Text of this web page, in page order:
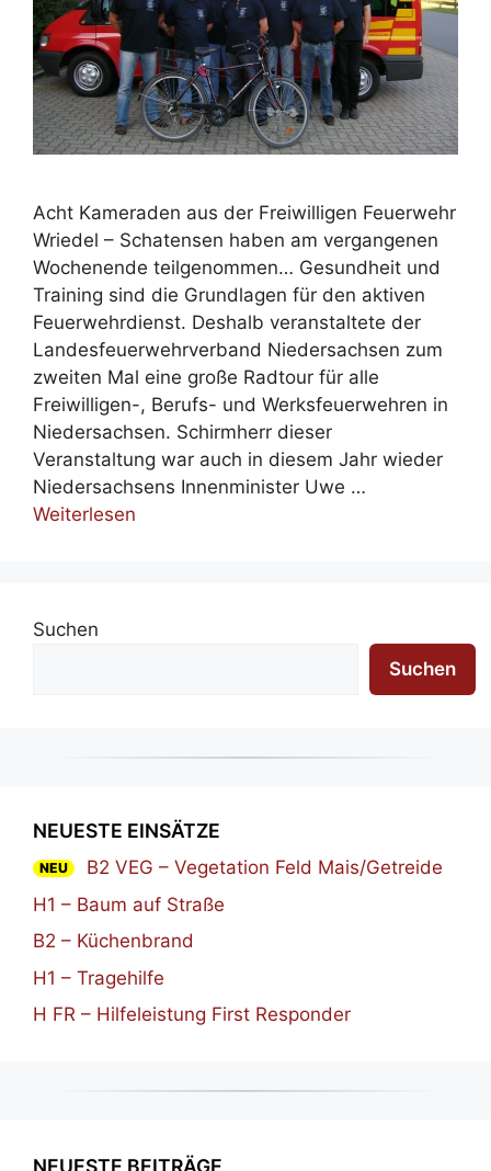
Acht Kameraden aus der Freiwilligen Feuerwehr
Wriedel – Schatensen haben am vergangenen
Wochenende teilgenommen… Gesundheit und
Training sind die Grundlagen für den aktiven
Feuerwehrdienst. Deshalb veranstaltete der
Landesfeuerwehrverband Niedersachsen zum
zweiten Mal eine große Radtour für alle
Freiwilligen-, Berufs- und Werksfeuerwehren in
Niedersachsen. Schirmherr dieser
Veranstaltung war auch in diesem Jahr wieder
Niedersachsens Innenminister Uwe …
Weiterlesen
Suchen
Suchen
NEUESTE EINSÄTZE
NEU
B2 VEG – Vegetation Feld Mais/Getreide
H1 – Baum auf Straße
B2 – Küchenbrand
H1 – Tragehilfe
H FR – Hilfeleistung First Responder
NEUESTE BEITRÄGE